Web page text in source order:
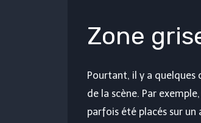
Zone
Pourtant, il y a quelques
de la scène. Par
parfois été placés sur